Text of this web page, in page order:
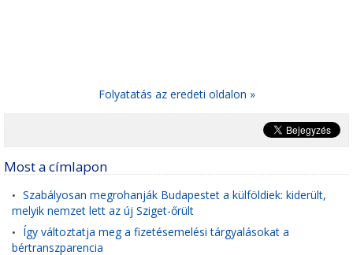
Folyatatás az eredeti oldalon »
Most a címlapon
• Szabályosan megrohanják Budapestet a külföldiek: kiderült,
melyik nemzet lett az új Sziget-őrült
• Így változtatja meg a fizetésemelési tárgyalásokat a
bértranszparencia